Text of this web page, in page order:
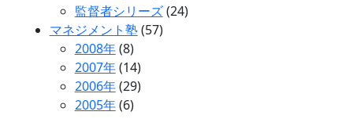
監督者シリーズ(24)
マネジメント塾(57)
2008年(8)
2007年(14)
2006年(29)
2005年(6)